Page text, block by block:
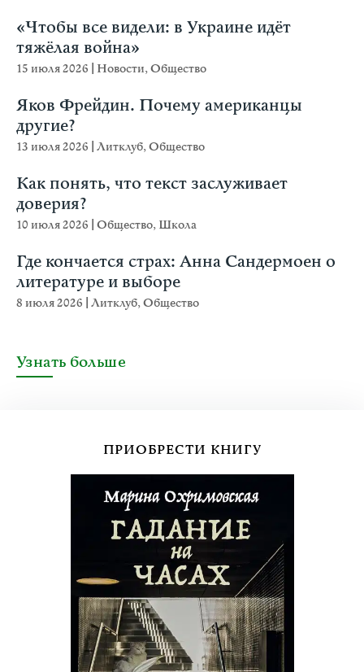
«Чтобы все видели: в Украине идёт
тяжёлая война»
15 июля 2026 Новости,Общество
Яков Фрейдин. Почему американцы
другие?
13 июля 2026 Литклуб,Общество
Как понять, что текст заслуживает
доверия?
10 июля 2026 Общество, Школа
Где кончается страх: Анна Сандермоен о
литературе и выборе
8 июля 2026 Литклуб,Общество
Узнать больше
ПРИОБРЕСТИ КНИГУ